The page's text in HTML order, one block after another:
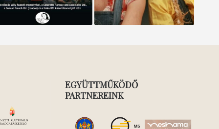
EGYÜTTMŰKÖDŐ
PARTNEREINK